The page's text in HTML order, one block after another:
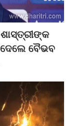
ବୈଭବ